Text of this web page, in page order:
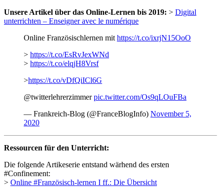
Unsere Artikel über das Online-Lernen bis 2019: > Digital
unterrichten – Enseigner avec le numérique
Online Französischlernen mit https://t.co/ixrjN15OoO
> https://t.co/EsRvJexWNd
> https://t.co/elqjH8Vrsf
>https://t.co/vDfQiICl6G
@twitterlehrerzimmerpic.twitter.com/Os9qLOuFBa
— Frankreich-Blog (@FranceBlogInfo) November 5,
2020
Ressourcen für den Unterricht:
Die folgende Artikeserie entstand wärhend des ersten
#Confinement:
> Online #Französisch-lernen I ff.: Die Übersicht